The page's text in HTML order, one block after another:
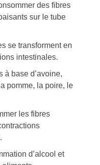
des fibres
sur le tube
se transforment en
intestinales.
à base d’avoine,
pomme, la poire, le
les fibres
d’alcool et